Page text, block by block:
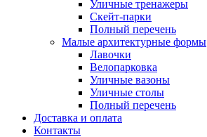
Уличные тренажеры
Скейт-парки
Полный перечень
Малые архитектурные формы
Лавочки
Велопарковка
Уличные вазоны
Уличные столы
Полный перечень
Доставка и оплата
Контакты